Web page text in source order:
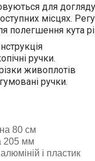
для
місцях.
полегшення кута
ручки.
живоплотів
ручки.
80 см
205 мм
і пластик